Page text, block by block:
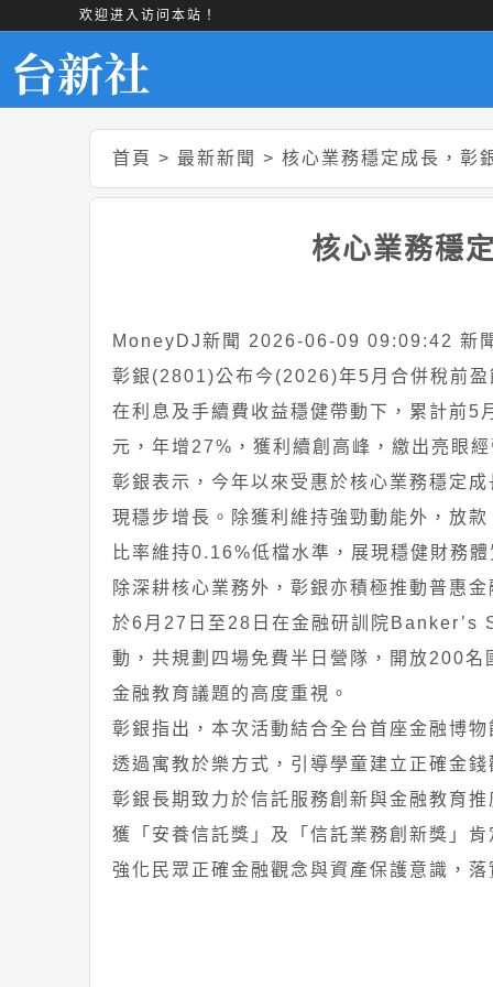
欢迎进入访问本站！
首頁 > 最新新聞 > 核心業務穩定成長，彰
核心業務穩
MoneyDJ新聞 2026-06-09 09:09:42 新
彰銀(2801)公布今(2026)年5月合併稅前
在利息及手續費收益穩健帶動下，累計前
元，年增27%，獲利續創高峰，繳出亮眼
彰銀表示，今年以來受惠於核心業務穩定
現穩步增長。除獲利維持強勁動能外，放
比率維持0.16%低檔水準，展現穩健財務
除深耕核心業務外，彰銀亦積極推動普惠
於6月27日至28日在金融研訓院Banker’s
動，共規劃四場免費半日營隊，開放200
金融教育議題的高度重視。
彰銀指出，本次活動結合全台首座金融博
透過寓教於樂方式，引導學童建立正確金
彰銀長期致力於信託服務創新與金融教育
獲「安養信託獎」及「信託業務創新獎」
強化民眾正確金融觀念與資產保護意識，